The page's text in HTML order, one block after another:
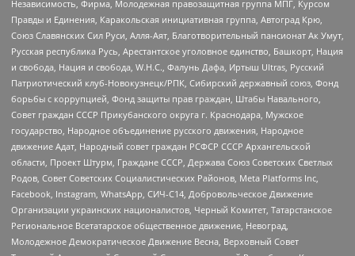
Независимость, Фирма, Молодежная правозащитная группа МПГ, Курсом
Правды и Единения, Каракольская инициативная группа, Автоград Крю,
Союз Славянских Сил Руси, Алля-Аят, Благотворительный пансионат Ак Умут,
Русская республика Русь, Арестантское уголовное единство, Башкорт, Нация
и свобода, Нация и свобода, W.H.С., Фалунь Дафа, Иртыш Ultras, Русский
Патриотический клуб-Новокузнецк/РПК, Сибирский державный союз, Фонд
борьбы с коррупцией, Фонд защиты прав граждан, Штабы Навального,
Совет граждан СССР Прикубанского округа г. Краснодара, Мужское
государство, Народное объединение русского движения, Народное
движение Адат, Народный совет граждан РСФСР СССР Архангельской
области, Проект Штурм, Граждане СССР, Держава Союз Советских Светлых
Родов, Совет Советских Социалистических Районов, Meta Platforms Inc,
Facebook, Instagram, WhatsApp, СИЧ-С14, Добровольческое Движение
Организации украинских националистов, Черный Комитет, Татарстанское
Региональное Всетатарское общественное движение, Невоград,
Молодежное Демократическое Движение Весна, Верховный Совет